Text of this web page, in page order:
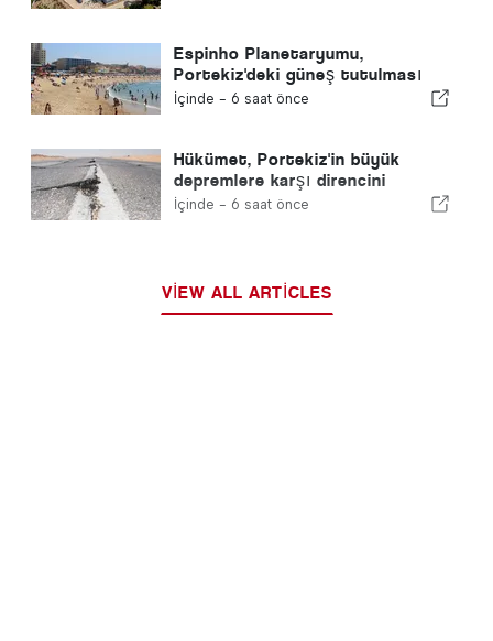
Espinho Planetaryumu,
Portekiz'deki güneş tutulması
sırasında Praia da Baía'da bir
İçinde - 6 saat önce
Hükümet, Portekiz'in büyük
depremlere karşı direncini
artırmak için 30 yıllık ulusal plan
İçinde - 6 saat önce
VIEW ALL ARTICLES